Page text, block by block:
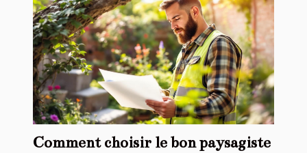
Comment choisir le bon paysagiste